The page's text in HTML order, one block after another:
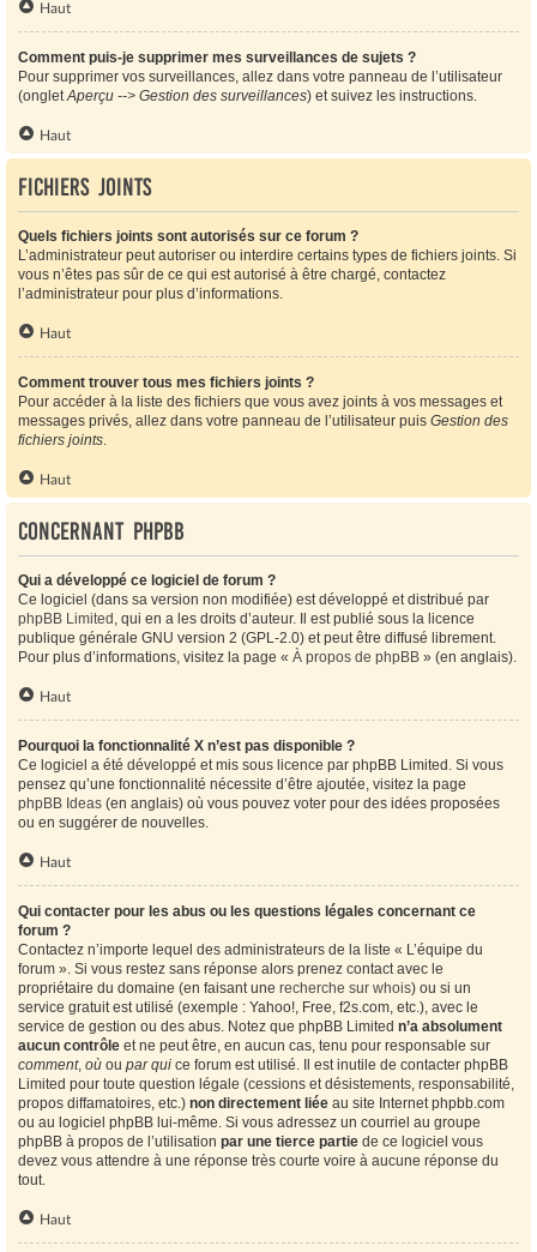
Haut
Comment puis-je supprimer mes surveillances de sujets ?
Pour supprimer vos surveillances, allez dans votre panneau de l’utilisateur
(ongletAperçu --> Gestion des surveillances) et suivez les instructions.
Haut
Fichiers joints
Quels fichiers joints sont autorisés sur ce forum ?
L’administrateur peut autoriser ou interdire certains types de fichiers joints. Si
vous n’êtes pas sûr de ce qui est autorisé à être chargé, contactez
l’administrateur pour plus d’informations.
Haut
Comment trouver tous mes fichiers joints ?
Pour accéder à la liste des fichiers que vous avez joints à vos messages et
messages privés, allez dans votre panneau de l’utilisateur puis Gestion des
fichiers joints.
Haut
Concernant phpBB
Qui a développé ce logiciel de forum ?
Ce logiciel (dans sa version non modifiée) est développé et distribué par
phpBB Limited , qui en a les droits d’auteur. Il est publié sous la licence
publique générale GNU version 2 (GPL-2.0) et peut être diffusé librement.
Pour plus d’informations, visitez la page « À propos de phpBB » (en anglais).
Haut
Pourquoi la fonctionnalité X n’est pas disponible ?
Ce logiciel a été développé et mis sous licence par phpBB Limited. Si vous
pensez qu’une fonctionnalité nécessite d’être ajoutée, visitez la page
phpBB Ideas (en anglais) où vous pouvez voter pour des idées proposées
ou en suggérer de nouvelles.
Haut
Qui contacter pour les abus ou les questions légales concernant ce
forum ?
Contactez n’importe lequel des administrateurs de la liste « L’équipe du
forum ». Si vous restez sans réponse alors prenez contact avec le
propriétaire du domaine (en faisant une recherche sur whois) ou si un
service gratuit est utilisé (exemple : Yahoo!, Free, f2s.com, etc.), avec le
service de gestion ou des abus. Notez que phpBB Limited n’a absolument
aucun contrôle et ne peut être, en aucun cas, tenu pour responsable sur
comment, où ou par qui ce forum est utilisé. Il est inutile de contacter phpBB
Limited pour toute question légale (cessions et désistements, responsabilité,
propos diffamatoires, etc.) non directement liée au site Internet phpbb.com
ou au logiciel phpBB lui-même. Si vous adressez un courriel au groupe
phpBB à propos de l’utilisation par une tierce partie de ce logiciel vous
devez vous attendre à une réponse très courte voire à aucune réponse du
tout.
Haut